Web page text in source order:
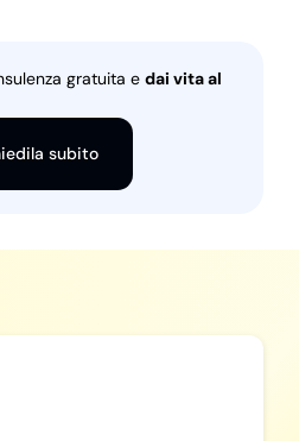
gratuita e dai vita al
subito